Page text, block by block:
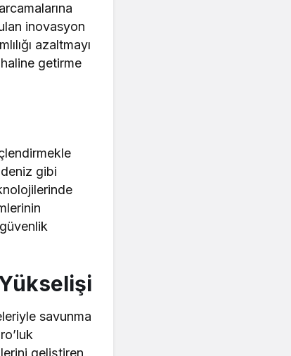
inovasyon
azaltmayı
getirme
gibi
savunma
geliştiren